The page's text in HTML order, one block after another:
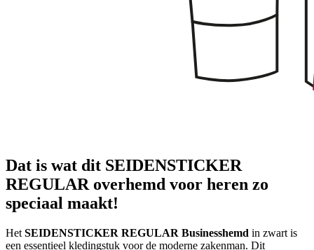
Dat is wat dit SEIDENSTICKER
REGULAR overhemd voor heren zo
speciaal maakt!
Het SEIDENSTICKER REGULAR Businesshemd in zwart is
een essentieel kledingstuk voor de moderne zakenman. Dit